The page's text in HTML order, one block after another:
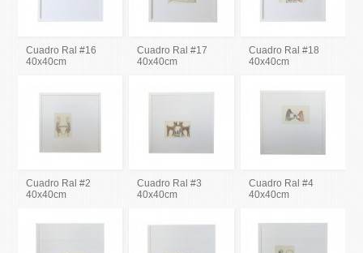
Cuadro Ral #16
40x40cm
Cuadro Ral #17
40x40cm
Cuadro Ral #18
40x40cm
Cuadro Ral #2
40x40cm
Cuadro Ral #3
40x40cm
Cuadro Ral #4
40x40cm